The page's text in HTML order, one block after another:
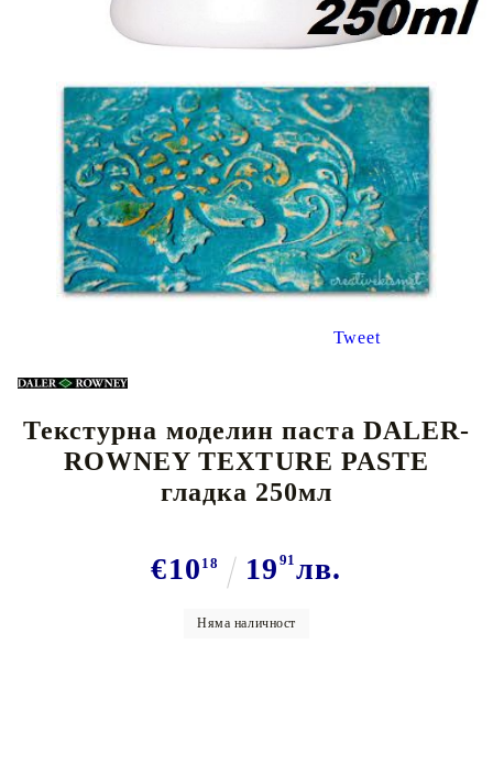
Tweet
Текстурна моделин паста DALER-
ROWNEY TEXTURE PASTE
гладка 250мл
€10 18 19 91 лв.
Няма наличност